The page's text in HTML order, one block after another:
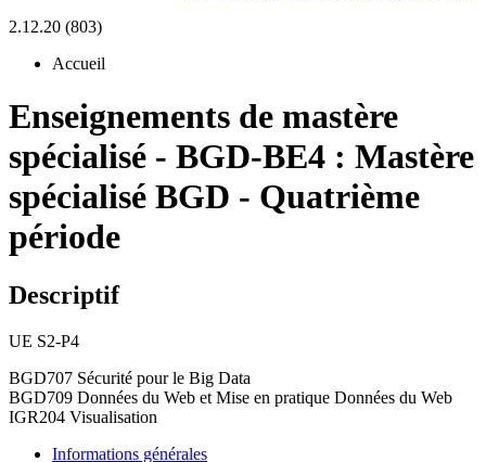
2.12.20 (803)
Accueil
Enseignements de mastère
spécialisé - BGD-BE4 : Mastère
spécialisé BGD - Quatrième
période
Descriptif
UE S2-P4
BGD707 Sécurité pour le Big Data
BGD709 Données du Web et Mise en pratique Données du Web
IGR204 Visualisation
Informations générales